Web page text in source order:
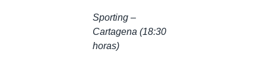
Sporting –
Cartagena (18:30
horas)